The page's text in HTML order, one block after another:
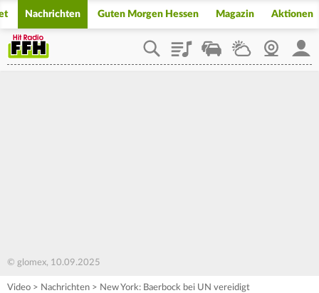
Nachrichten Guten Morgen Hessen Magazin Aktionen
PlaylistStaupilotWetterWebcam
© glomex, 10.09.2025
Video > Nachrichten > New York: Baerbock bei UN vereidigt